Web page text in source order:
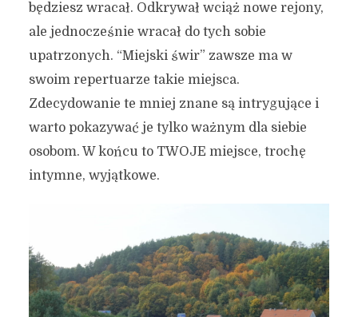
będziesz wracał. Odkrywał wciąż nowe rejony,
ale jednocześnie wracał do tych sobie
upatrzonych. “Miejski świr” zawsze ma w
swoim repertuarze takie miejsca.
Zdecydowanie te mniej znane są intrygujące i
warto pokazywać je tylko ważnym dla siebie
osobom. W końcu to TWOJE miejsce, trochę
intymne, wyjątkowe.